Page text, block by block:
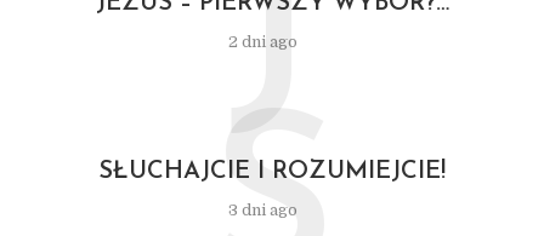
2 dni ago
J
SŁUCHAJCIE I ROZUMIEJCIE!
3 dni ago